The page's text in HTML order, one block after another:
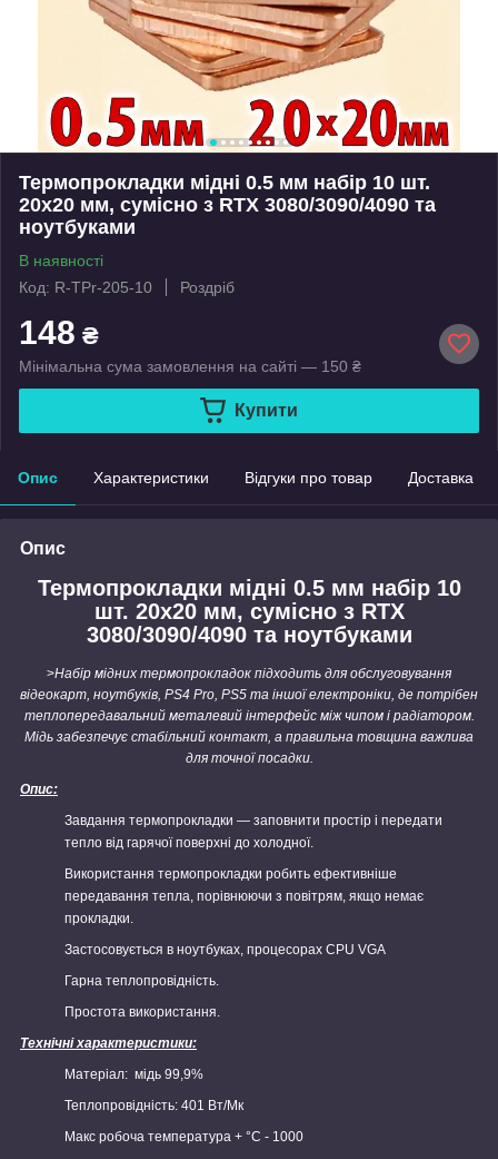
Термопрокладки мідні 0.5 мм набір 10 шт.
20x20 мм, сумісно з RTX 3080/3090/4090 та
ноутбуками
В наявності
Код: R-TPr-205-10
Роздріб
148 ₴
Мінімальна сума замовлення на сайті — 150 ₴
Купити
Опис Характеристики Відгуки про товар Доставка
Опис
Термопрокладки мідні 0.5 мм набір 10
шт. 20x20 мм, сумісно з RTX
3080/3090/4090 та ноутбуками
>Набір мідних термопрокладок підходить для обслуговування
відеокарт, ноутбуків, PS4 Pro, PS5 та іншої електроніки, де потрібен
теплопередавальний металевий інтерфейс між чипом і радіатором.
Мідь забезпечує стабільний контакт, а правильна товщина важлива
для точної посадки.
Опис:
Завдання термопрокладки — заповнити простір і передати
тепло від гарячої поверхні до холодної.
Використання термопрокладки робить ефективніше
передавання тепла, порівнюючи з повітрям, якщо немає
прокладки.
Застосовується в ноутбуках, процесорах CPU VGA
Гарна теплопровідність.
Простота використання.
Технічні характеристики:
Матеріал: мідь 99,9%
Теплопровідність: 401 Вт/Мк
Макс робоча температура + °C - 1000